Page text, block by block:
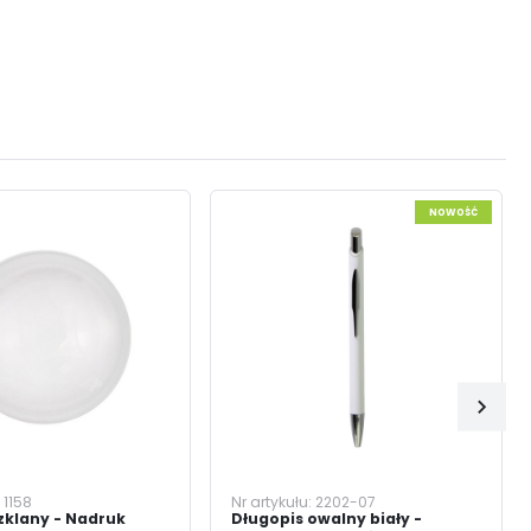
1158
- Nadruk
NOWOŚĆ
Nr artykułu: 2202-07
Długopis owalny biały -